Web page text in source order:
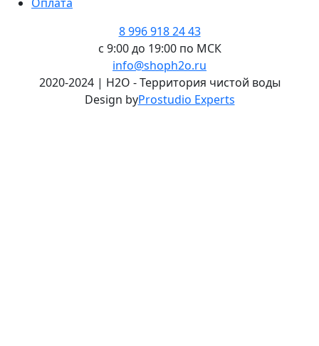
Оплата
8 996 918 24 43
с 9:00 до 19:00 по МСК
info@shoph2o.ru
2020-2024 | H2O - Территория чистой воды
Design byProstudio Experts